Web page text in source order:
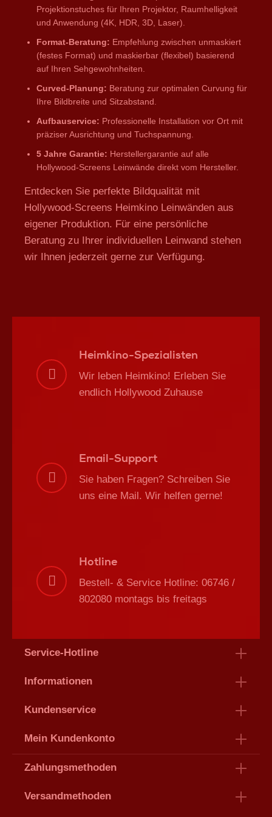
Projektionstuches für Ihren Projektor, Raumhelligkeit
und Anwendung (4K, HDR, 3D, Laser).
Format-Beratung: Empfehlung zwischen unmaskiert
(festes Format) und maskierbar (flexibel) basierend
auf Ihren Sehgewohnheiten.
Curved-Planung: Beratung zur optimalen Curvung für
Ihre Bildbreite und Sitzabstand.
Aufbauservice: Professionelle Installation vor Ort mit
präziser Ausrichtung und Tuchspannung.
5 Jahre Garantie: Herstellergarantie auf alle
Hollywood-Screens Leinwände direkt vom Hersteller.
Entdecken Sie perfekte Bildqualität mit
Hollywood-Screens Heimkino Leinwänden aus
eigener Produktion. Für eine persönliche
Beratung zu Ihrer individuellen Leinwand stehen
wir Ihnen jederzeit gerne zur Verfügung.
Heimkino-Spezialisten
Wir leben Heimkino! Erleben Sie
endlich Hollywood Zuhause
Email-Support
Sie haben Fragen? Schreiben Sie
uns eine Mail. Wir helfen gerne!
Hotline
Bestell- & Service Hotline: 06746 /
802080 montags bis freitags
Service-Hotline
Informationen
Kundenservice
Mein Kundenkonto
Zahlungsmethoden
Versandmethoden